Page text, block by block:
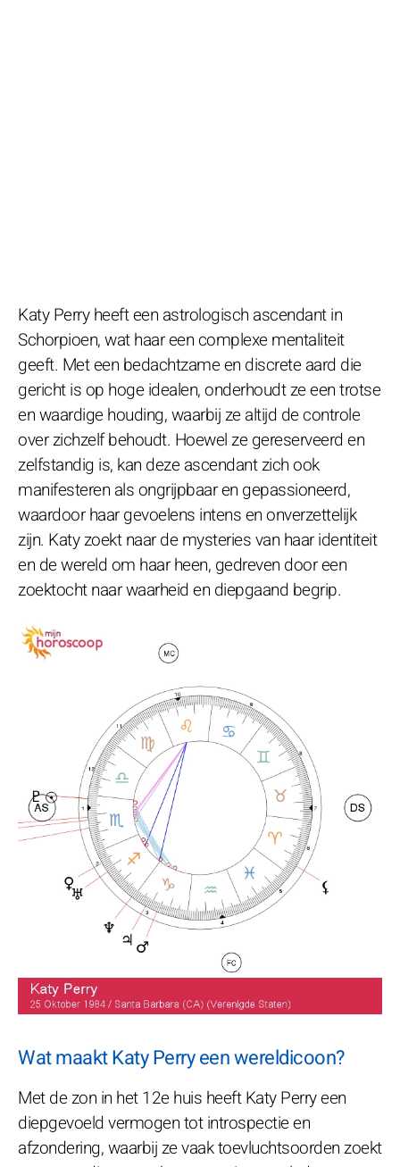
Katy Perry heeft een astrologisch ascendant in
Schorpioen, wat haar een complexe mentaliteit
geeft. Met een bedachtzame en discrete aard die
gericht is op hoge idealen, onderhoudt ze een trotse
en waardige houding, waarbij ze altijd de controle
over zichzelf behoudt. Hoewel ze gereserveerd en
zelfstandig is, kan deze ascendant zich ook
manifesteren als ongrijpbaar en gepassioneerd,
waardoor haar gevoelens intens en onverzettelijk
zijn. Katy zoekt naar de mysteries van haar identiteit
en de wereld om haar heen, gedreven door een
zoektocht naar waarheid en diepgaand begrip.
Wat maakt Katy Perry een wereldicoon?
Met de zon in het 12e huis heeft Katy Perry een
diepgevoeld vermogen tot introspectie en
afzondering, waarbij ze vaak toevluchtsoorden zoekt